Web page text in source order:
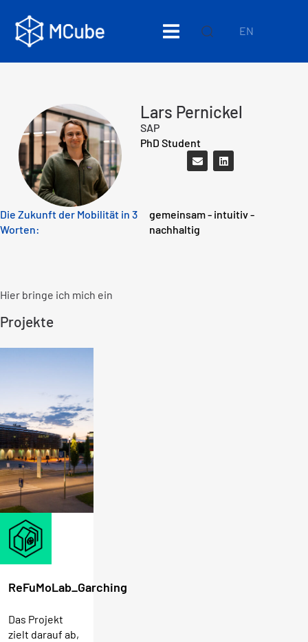
EN
Lars Pernickel
SAP
PhD Student
Die Zukunft der Mobilität in 3
Worten:
gemeinsam - intuitiv -
nachhaltig
Hier bringe ich mich ein
Projekte
ReFuMoLab_Garching
Das Projekt
zielt darauf ab,